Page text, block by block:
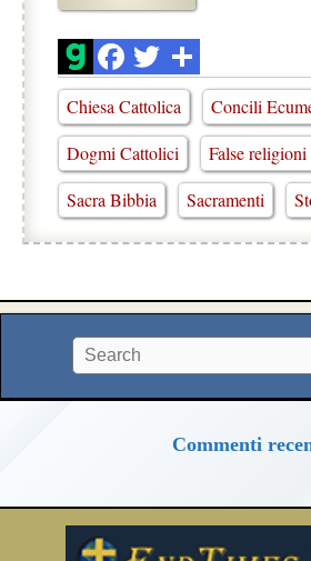
Chiesa Cattolica
Concili
Dogmi Cattolici
False religioni
Sacra Bibbia
Sacramenti
Commenti